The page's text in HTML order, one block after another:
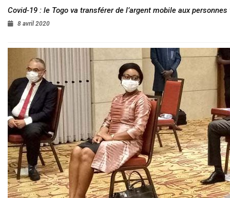
Covid-19 : le Togo va transférer de l’argent mobile aux
8 avril 2020